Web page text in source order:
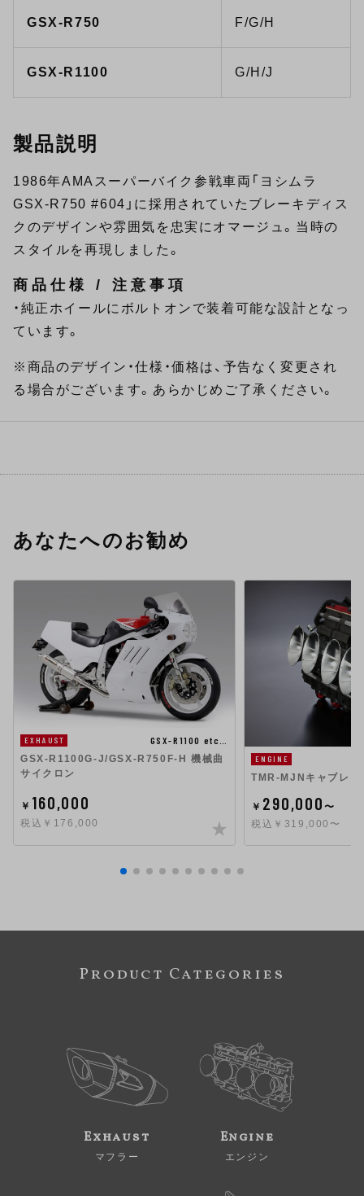
GSX-R750 F/G/H
GSX-R1100 G/H/J
製品説明
1986年AMAスーパーバイク参戦車両「ヨシムラ
GSX-R750 #604」に採用されていたブレーキディス
クのデザインや雰囲気を忠実にオマージュ。当時の
スタイルを再現しました。
商品仕様 / 注意事項
・純正ホイールにボルトオンで装着可能な設計となっ
ています。
※商品のデザイン・仕様・価格は、予告なく変更され
る場合がございます。あらかじめご了承ください。
あなたへのお勧め
EXHAUST
GSX-R1100 etc…
GSX-R1100G-J/GSX-R750F-H 機械曲
サイクロン
￥ 160,000
税込￥176,000
ENGINE
TMR-MJNキャブレタ
￥ 290,000〜
税込￥319,000〜
Product Categories
Exhaust
マフラー
Engine
エンジン